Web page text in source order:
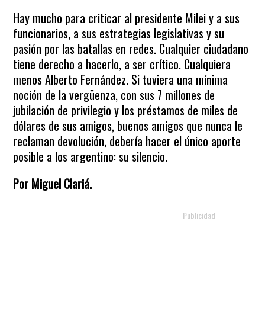
Hay mucho para criticar al presidente Milei y a sus
funcionarios, a sus estrategias legislativas y su
pasión por las batallas en redes. Cualquier ciudadano
tiene derecho a hacerlo, a ser crítico. Cualquiera
menos Alberto Fernández. Si tuviera una mínima
noción de la vergüenza, con sus 7 millones de
jubilación de privilegio y los préstamos de miles de
dólares de sus amigos, buenos amigos que nunca le
reclaman devolución, debería hacer el único aporte
posible a los argentino: su silencio.
Por Miguel Clariá.